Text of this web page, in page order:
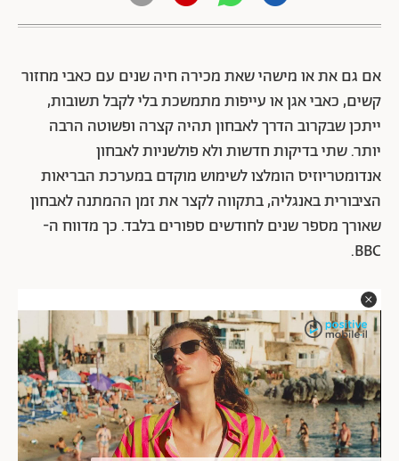
אם גם את או מישהי שאת מכירה חיה שנים עם כאבי מחזור
קשים, כאבי אגן או עייפות מתמשכת בלי לקבל תשובות,
ייתכן שבקרוב הדרך לאבחון תהיה קצרה ופשוטה הרבה
יותר. שתי בדיקות חדשות ולא פולשניות לאבחון
אנדומטריוזיס הומלצו לשימוש מוקדם במערכת הבריאות
הציבורית באנגליה, בתקווה לקצר את זמן ההמתנה לאבחון
שאורך מספר שנים לחודשים ספורים בלבד. כך מדווח ה-
BBC.